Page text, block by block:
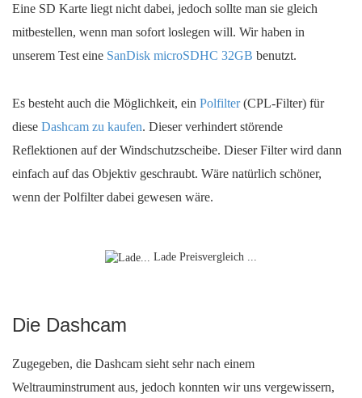
Eine SD Karte liegt nicht dabei, jedoch sollte man sie gleich
mitbestellen, wenn man sofort loslegen will. Wir haben in
unserem Test eine SanDisk microSDHC 32GB benutzt.
Es besteht auch die Möglichkeit, ein Polfilter(CPL-Filter) für
diese Dashcam zu kaufen. Dieser verhindert störende
Reflektionen auf der Windschutzscheibe. Dieser Filter wird dann
einfach auf das Objektiv geschraubt. Wäre natürlich schöner,
wenn der Polfilter dabei gewesen wäre.
Lade Preisvergleich ...
Die Dashcam
Zugegeben, die Dashcam sieht sehr nach einem
Weltrauminstrument aus, jedoch konnten wir uns vergewissern,